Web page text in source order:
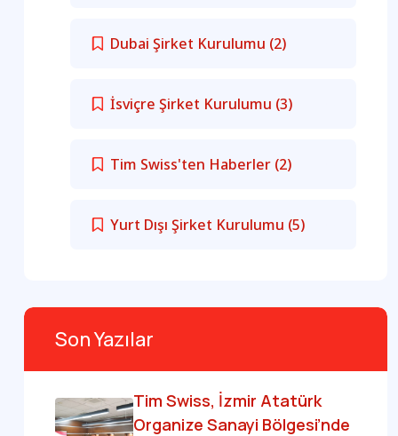
Dubai Şirket Kurulumu (2)
İsviçre Şirket Kurulumu (3)
Tim Swiss'ten Haberler (2)
Yurt Dışı Şirket Kurulumu (5)
Son Yazılar
Tim Swiss, İzmir Atatürk
Organize Sanayi Bölgesi’nde